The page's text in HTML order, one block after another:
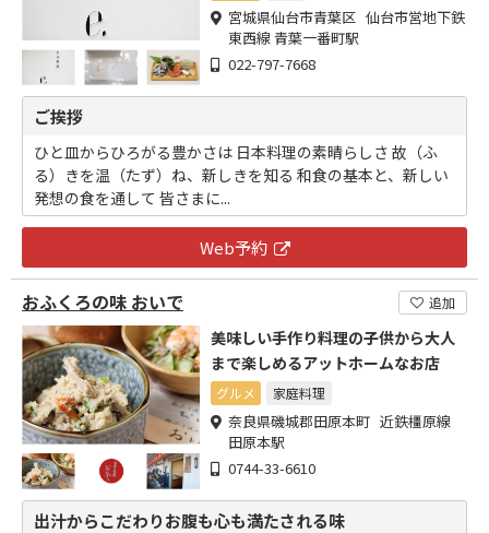
宮城県仙台市青葉区 仙台市営地下鉄
東西線 青葉一番町駅
022-797-7668
ご挨拶
ひと皿からひろがる豊かさは 日本料理の素晴らしさ 故（ふ
る）きを温（たず）ね、新しきを知る 和食の基本と、新しい
発想の食を通して 皆さまに...
Web予約
おふくろの味 おいで 追加
美味しい手作り料理の子供から大人
まで楽しめるアットホームなお店
グルメ 家庭料理
奈良県磯城郡田原本町 近鉄橿原線
田原本駅
0744-33-6610
出汁からこだわりお腹も心も満たされる味